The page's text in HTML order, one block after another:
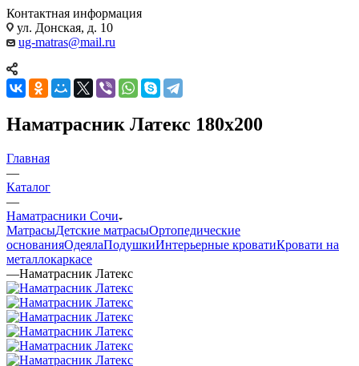
Контактная информация
ул. Донская, д. 10
ug-matras@mail.ru
Наматрасник Латекс 180x200
Главная
—
Каталог
—
Наматрасники Сочи
МатрасыДетские матрасыОртопедические
основанияОдеялаПодушкиИнтерьерные кроватиКровати на
металлокаркасе
—Наматрасник Латекс